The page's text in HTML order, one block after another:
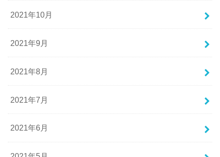
2021年10月
2021年9月
2021年8月
2021年7月
2021年6月